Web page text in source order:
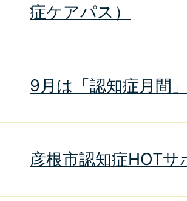
症ケアパス）
9月は「認知症月間
彦根市認知症HOT